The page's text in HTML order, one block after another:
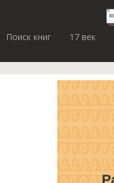
Поиск книг
17 век